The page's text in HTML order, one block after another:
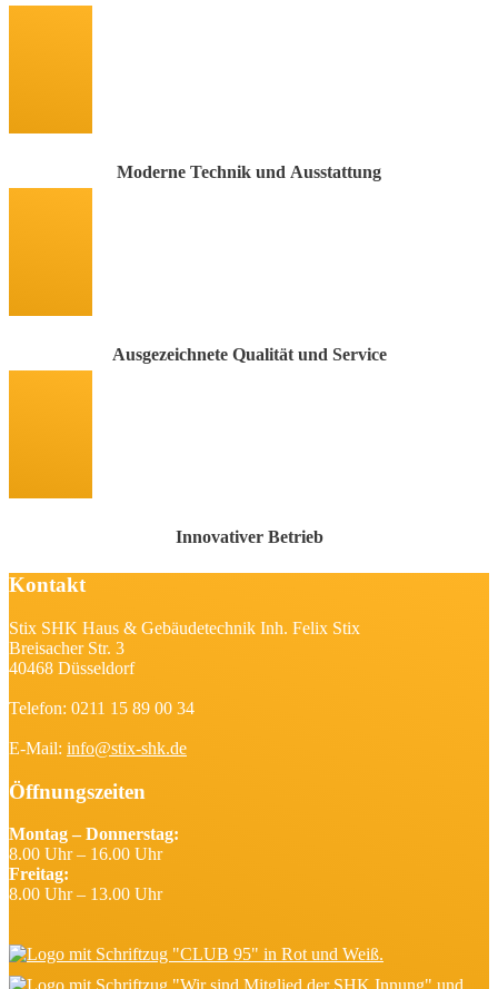
Moderne Technik und Ausstattung
Ausgezeichnete Qualität und Service
Innovativer Betrieb
Kontakt
Stix SHK Haus & Gebäudetechnik Inh. Felix Stix
Breisacher Str. 3
40468 Düsseldorf
Telefon: 0211 15 89 00 34
E-Mail: info@stix-shk.de
Öffnungszeiten
Montag – Donnerstag:
8.00 Uhr – 16.00 Uhr
Freitag:
8.00 Uhr – 13.00 Uhr